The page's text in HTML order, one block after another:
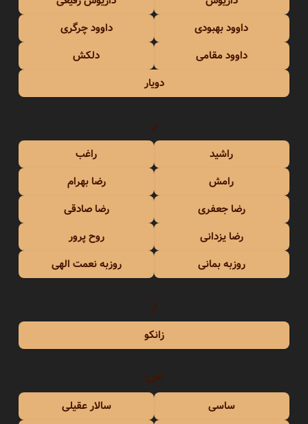
داوود بهبودی
داوود چرگری
داوود مقامی
دلکش
دویار
ر
راشید
راغب
رامش
رضا بهرام
رضا جعفری
رضا صادقی
رضا یزدانی
روح پرور
روزبه بمانی
روزبه نعمت الهی
ز
زانکو
س
ساسی
سالار عقیلی